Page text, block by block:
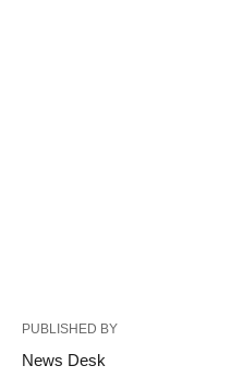
PUBLISHED BY
News Desk